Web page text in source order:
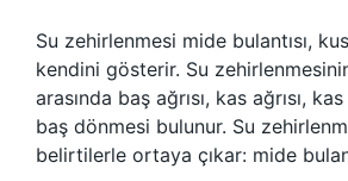
Su zehirlenmesi mide bulantısı,
kendini gösterir. Su
arasında baş ağrısı, kas ağrısı,
baş dönmesi bulunur. Su
belirtilerle ortaya çıkar: mide